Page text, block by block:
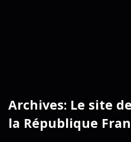
Archives: Le site
la République